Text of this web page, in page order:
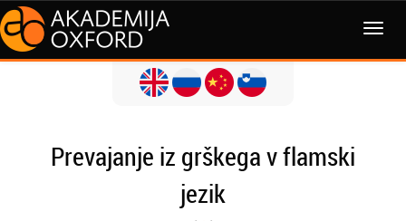
MENI
Prevajanje iz grškega v flamski
jezik